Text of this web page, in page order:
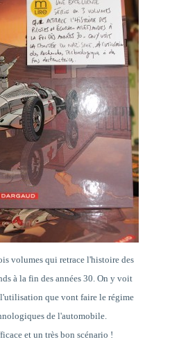
volumes qui retrace l'histoire des
à la fin des années 30. On y voit
que vont faire le régime
de l'automobile.
et un très bon scénario !